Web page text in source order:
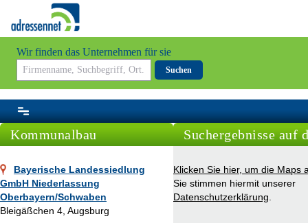
Wir finden das Unternehmen für sie
Suchen
Kommunalbau
Bayerische Landessiedlung
GmbH Niederlassung
Oberbayern/Schwaben
Bleigäßchen 4, Augsburg
Suchergebnisse auf
Klicken Sie hier, um die Maps
Sie stimmen hiermit unserer
Datenschutzerklärung